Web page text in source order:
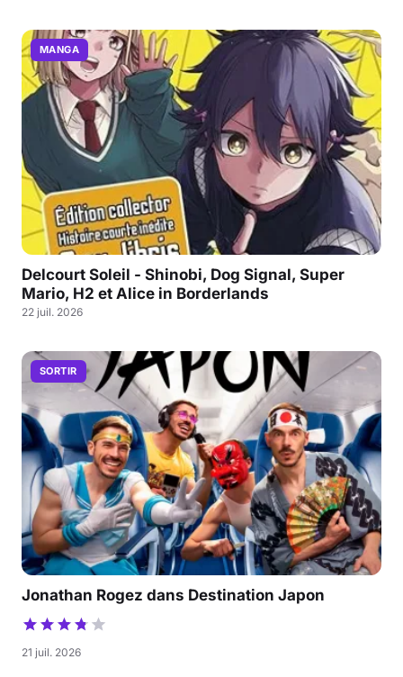
MANGA
Delcourt Soleil - Shinobi, Dog Signal, Super
Mario, H2 et Alice in Borderlands
22 juil. 2026
SORTIR
Jonathan Rogez dans Destination Japon
21 juil. 2026